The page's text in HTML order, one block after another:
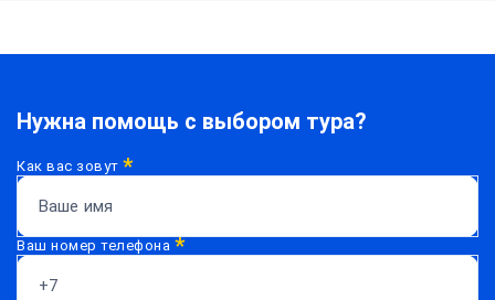
Нужна помощь с выбором тура?
Как вас зовут*
Ваш номер телефона *